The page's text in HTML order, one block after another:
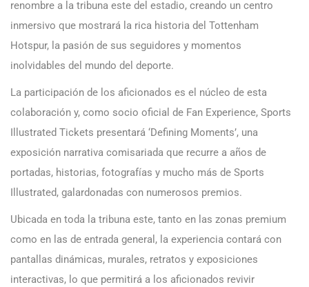
renombre a la tribuna este del estadio, creando un centro
inmersivo que mostrará la rica historia del Tottenham
Hotspur, la pasión de sus seguidores y momentos
inolvidables del mundo del deporte.
La participación de los aficionados es el núcleo de esta
colaboración y, como socio oficial de Fan Experience, Sports
Illustrated Tickets presentará ‘Defining Moments’, una
exposición narrativa comisariada que recurre a años de
portadas, historias, fotografías y mucho más de Sports
Illustrated, galardonadas con numerosos premios.
Ubicada en toda la tribuna este, tanto en las zonas premium
como en las de entrada general, la experiencia contará con
pantallas dinámicas, murales, retratos y exposiciones
interactivas, lo que permitirá a los aficionados revivir